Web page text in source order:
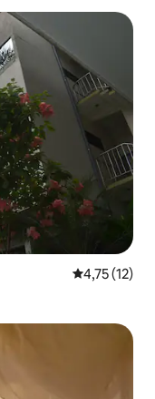
4,75 de uma
4,75 (12)